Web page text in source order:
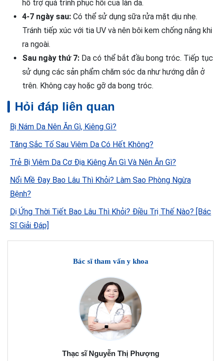
hỗ trợ quá trình phục hồi của làn da.
4-7 ngày sau: Có thể sử dụng sữa rửa mặt dịu nhẹ.
Tránh tiếp xúc với tia UV và nên bôi kem chống nắng khi
ra ngoài.
Sau ngày thứ 7: Da có thể bắt đầu bong tróc. Tiếp tục
sử dụng các sản phẩm chăm sóc da như hướng dẫn ở
trên. Không cạy hoặc gỡ da bong tróc.
Hỏi đáp liên quan
Bị Nám Da Nên Ăn Gì, Kiêng Gì?
Tăng Sắc Tố Sau Viêm Da Có Hết Không?
Trẻ Bị Viêm Da Cơ Địa Kiêng Ăn Gì Và Nên Ăn Gì?
Nổi Mề Đay Bao Lâu Thì Khỏi? Làm Sao Phòng Ngừa
Bệnh?
Dị Ứng Thời Tiết Bao Lâu Thì Khỏi? Điều Trị Thế Nào? [Bác
Sĩ Giải Đáp]
Bác sĩ tham vấn y khoa
Thạc sĩ Nguyễn Thị Phượng